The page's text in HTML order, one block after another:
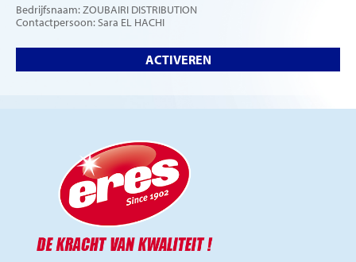
Bedrijfsnaam: ZOUBAIRI DISTRIBUTION
Contactpersoon: Sara EL HACHI
ACTIVEREN